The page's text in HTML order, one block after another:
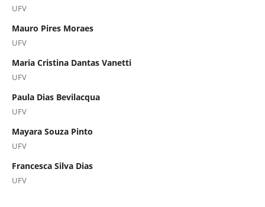
UFV
Mauro Pires Moraes
UFV
Maria Cristina Dantas Vanetti
UFV
Paula Dias Bevilacqua
UFV
Mayara Souza Pinto
UFV
Francesca Silva Dias
UFV